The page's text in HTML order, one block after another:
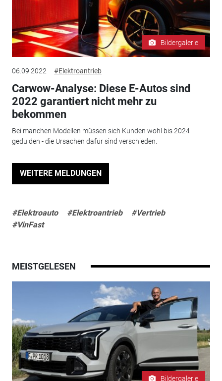
Bildergalerie
06.09.2022 #Elektroantrieb
Carwow-Analyse: Diese E-Autos sind
2022 garantiert nicht mehr zu
bekommen
Bei manchen Modellen müssen sich Kunden wohl bis 2024
gedulden - die Ursachen dafür sind verschieden.
WEITERE MELDUNGEN
#Elektroauto #Elektroantrieb
#Vertrieb
#VinFast
MEISTGELESEN
Bildergalerie